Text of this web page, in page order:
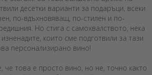
десетки варианти за подаръци, всеки
по-вдъхновяващ, по-стилен и по-
Но стига с самохвалството, нека
които сме подготвили за тази
персонализирано вино!
че това е просто вино, но не, точно както